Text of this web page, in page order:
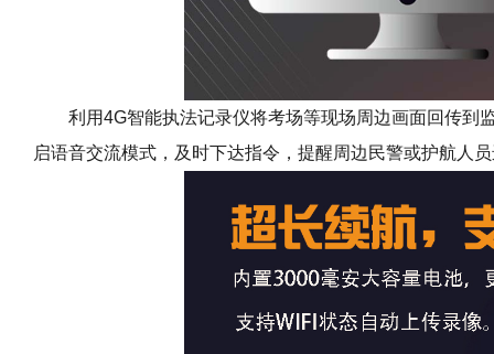
利用4G智能执法记录仪将考场等现场周边画面回传到
启语音交流模式，及时下达指令，提醒周边民警或护航人